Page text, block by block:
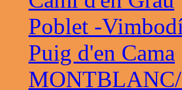
Poblet -
Puig d'en Cama